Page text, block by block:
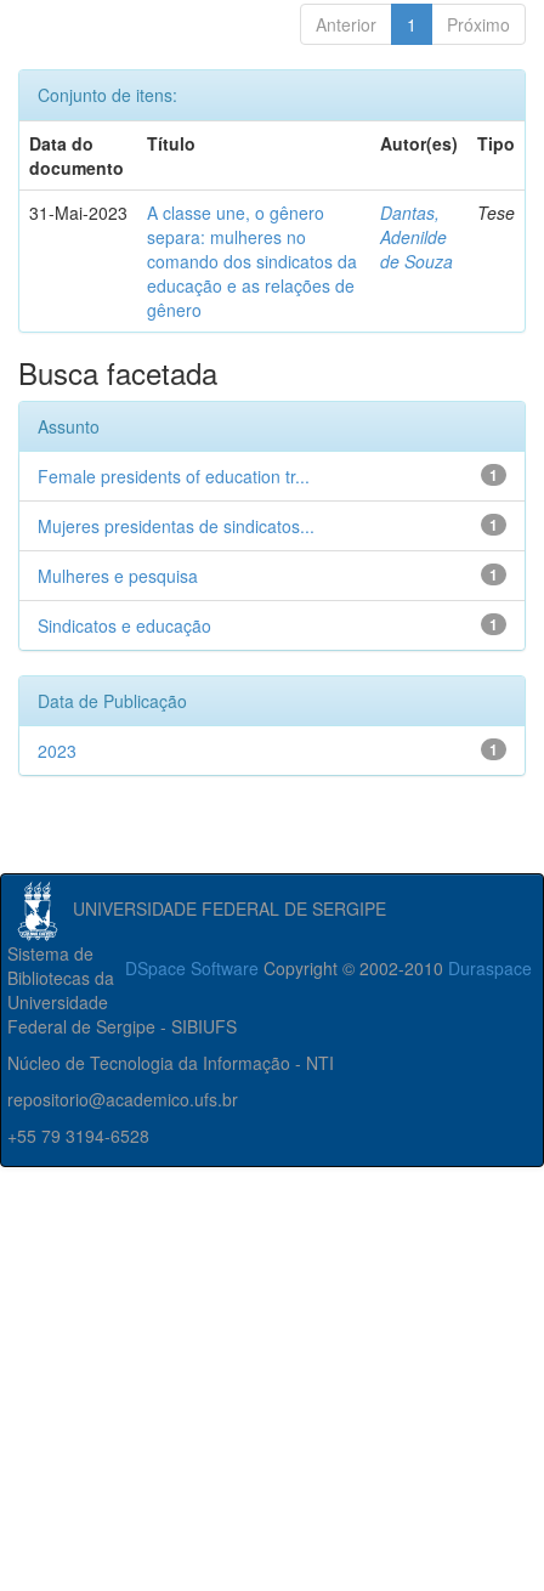
Anterior 1 Próximo
Conjunto de itens:
Data do
documento
Título Autor(es) Tipo
31-Mai-2023
A classe une, o gênero
separa: mulheres no
comando dos sindicatos da
educação e as relações de
gênero
Dantas,
Adenilde
de Souza
Tese
Busca facetada
Assunto
1
Female presidents of education tr...
1
Mujeres presidentas de sindicatos...
1
Mulheres e pesquisa
1
Sindicatos e educação
Data de Publicação
1
2023
UNIVERSIDADE FEDERAL DE SERGIPE
DSpace Software Copyright © 2002-2010 Duraspace
Sistema de
Bibliotecas da
Universidade
Federal de Sergipe - SIBIUFS
Núcleo de Tecnologia da Informação - NTI
repositorio@academico.ufs.br
+55 79 3194-6528